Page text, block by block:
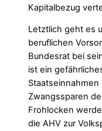
Kapitalbezug
Letztlich geht es
beruflichen
Bundesrat bei
ist ein
Staatseinnahmen
Zwangssparen
Frohlocken
die AHV zur